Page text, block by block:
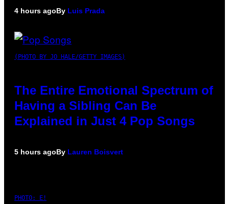
4 hours agoBy Luis Prada
(PHOTO BY JO HALE/GETTY IMAGES)
The Entire Emotional Spectrum of
Having a Sibling Can Be
Explained in Just 4 Pop Songs
5 hours agoBy Lauren Boisvert
PHOTO: E!